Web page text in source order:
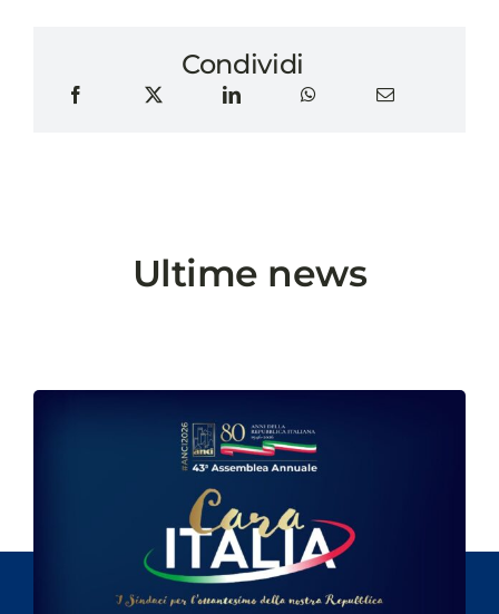
Condividi
Ultime news